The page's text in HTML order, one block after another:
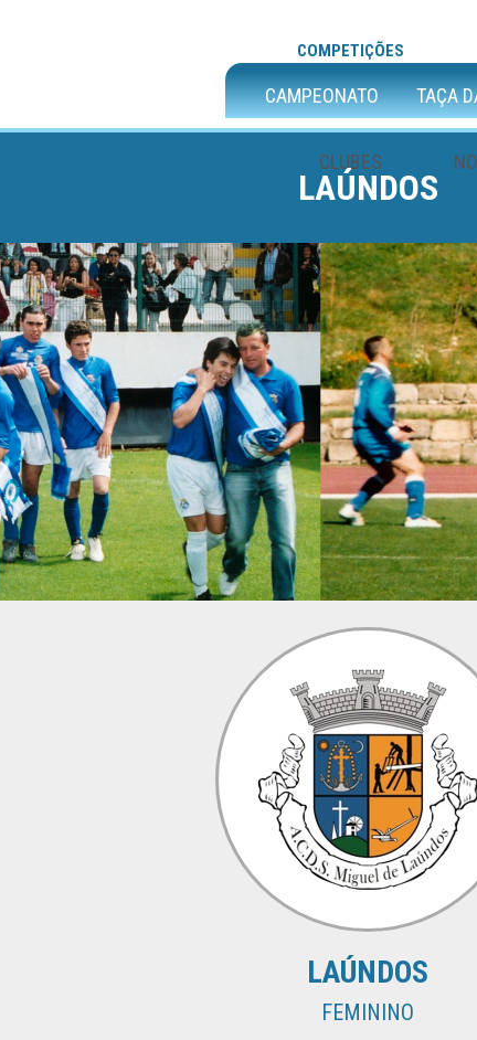
COMPETIÇÕES
CAMPEONATO TAÇA
CLUBES
LAÚNDOS
LAÚNDOS
FEMININO